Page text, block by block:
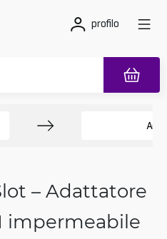
profilo
– Adattatore
impermeabile